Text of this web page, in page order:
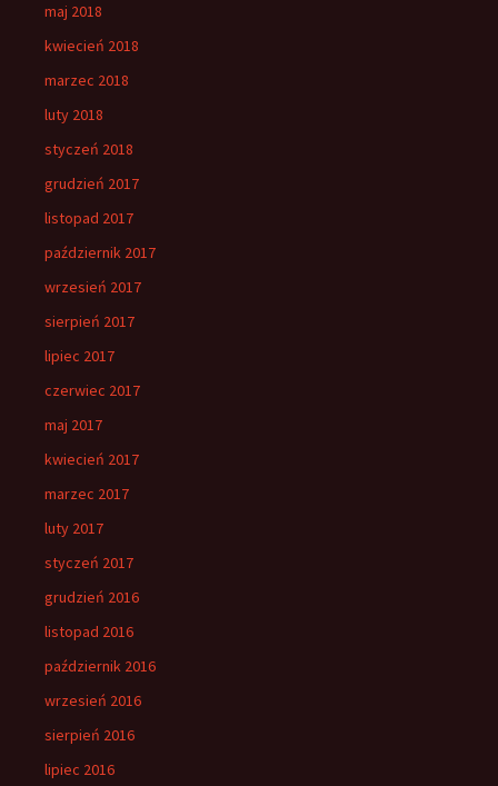
maj 2018
kwiecień 2018
marzec 2018
luty 2018
styczeń 2018
grudzień 2017
listopad 2017
październik 2017
wrzesień 2017
sierpień 2017
lipiec 2017
czerwiec 2017
maj 2017
kwiecień 2017
marzec 2017
luty 2017
styczeń 2017
grudzień 2016
listopad 2016
październik 2016
wrzesień 2016
sierpień 2016
lipiec 2016